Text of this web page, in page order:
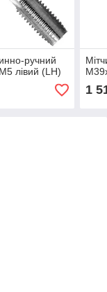
ручний
лівий (LH)
1